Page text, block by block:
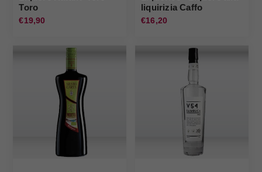
Toro
€19,90
liquirizia Caffo
€16,20